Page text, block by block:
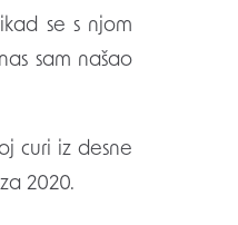
se s njom
sam našao
curi iz desne
2020.